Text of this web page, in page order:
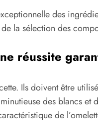
des
la sélection des
réussite
Ils doivent être
des blancs et
de